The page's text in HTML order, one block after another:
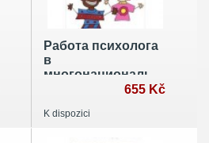
Работа психолога
в
многонациональной
школе: Учебное655 Kč
K dispozici